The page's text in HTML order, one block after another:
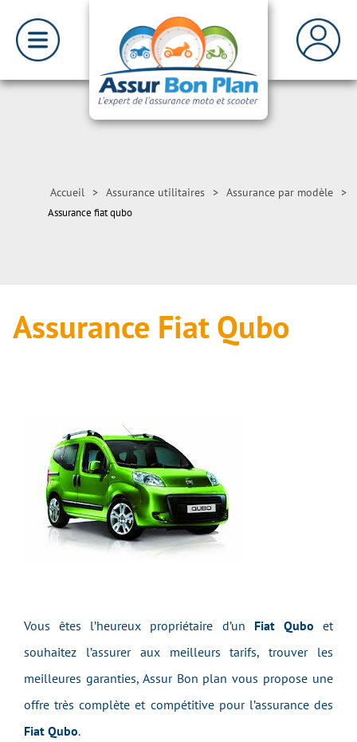
Accueil > Assurance utilitaires > Assurance par modèle >
Assurance fiat qubo
Assurance Fiat Qubo
Vous êtes l’heureux propriétaire d’un Fiat Quboet
souhaitez l’assurer aux meilleurs tarifs, trouver les
meilleures garanties, Assur Bon plan vous propose une
offre très complète et compétitive pour l’assurance des
Fiat Qubo.